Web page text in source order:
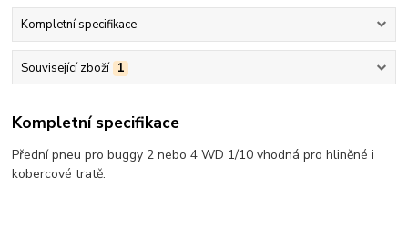
Kompletní specifikace
Související zboží 1
Kompletní specifikace
Přední pneu pro buggy 2 nebo 4 WD 1/10 vhodná pro hliněné i
kobercové tratě.